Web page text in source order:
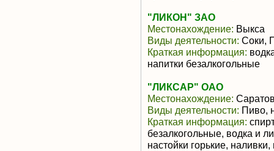
"ЛИКОН" ЗАО
Местонахождение: Выкса
Виды деятельности: Соки,
Краткая информация:
напитки безалкогольные
"ЛИКСАР" ОАО
Местонахождение:
Виды деятельности: Пиво,
Краткая информация:
безалкогольные, водка и
настойки горькие, наливки,